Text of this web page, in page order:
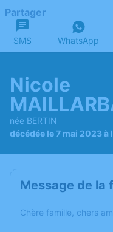
Partager
SMS WhatsApp
Nicole
née BERTIN
décédée le 7 mai 2023 à
Message de la
Chère famille, chers